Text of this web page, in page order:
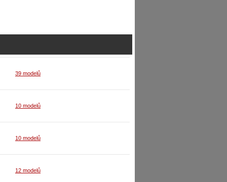
39 modelů
10 modelů
10 modelů
12 modelů